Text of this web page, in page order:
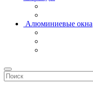
Алюминиевые окна